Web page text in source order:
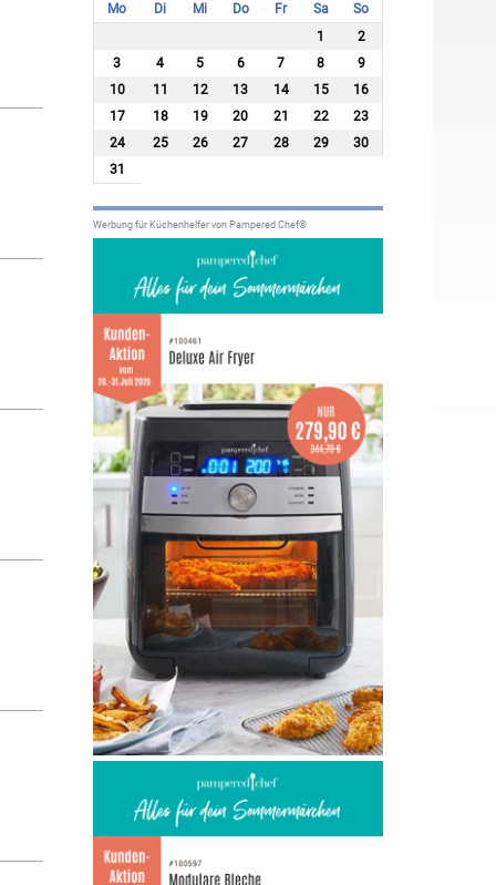
Mo Di Mi Do Fr Sa
So
1
2
3
4 5 6 7 8
9
10
11 12 13 14 15
16
17
18 19 20 21 22
23
24
25 26 27 28 29
30
31
Werbung für Küchenhelfer von Pampered Chef®